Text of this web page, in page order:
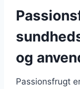
og
Passionsfrugt